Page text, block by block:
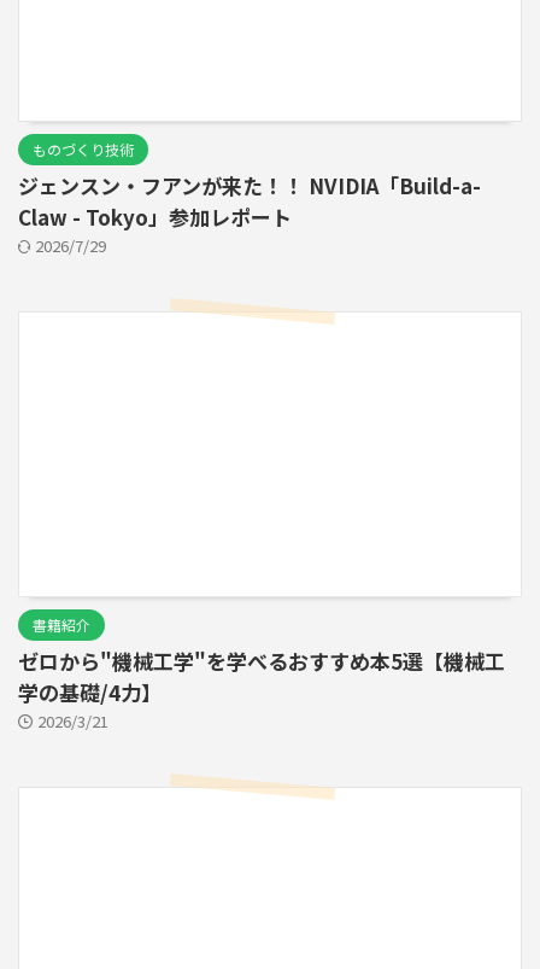
ものづくり技術
ジェンスン・フアンが来た！！ NVIDIA「Build-a-
Claw - Tokyo」参加レポート
2026/7/29
書籍紹介
ゼロから"機械工学"を学べるおすすめ本5選【機械工
学の基礎/4力】
2026/3/21